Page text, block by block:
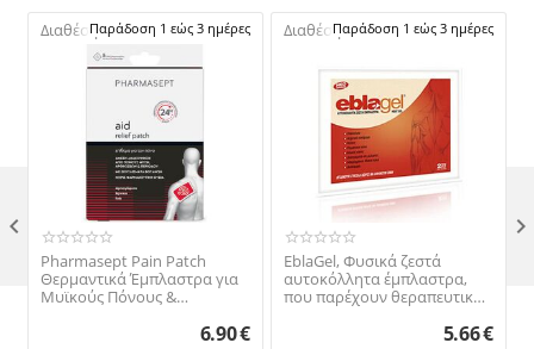
Διαθέσιμο:Παράδοση 1 εώς 3 ημέρες
Pharmasept Pain Patch
Θερμαντικά Έμπλαστρα για
Μυϊκούς Πόνους &
6.90€
Διαθέσιμο:Παράδοση 1 εώς 3 ημέρες
EblaGel, Φυσικά ζεστά
αυτοκόλλητα έμπλαστρα,
που παρέχουν θεραπευτική
5.66€
 